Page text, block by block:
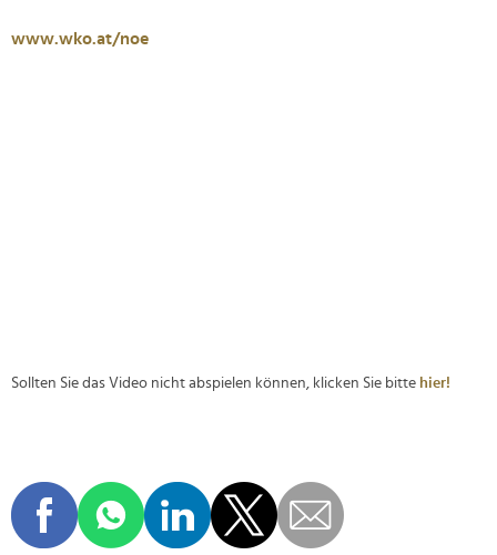
www.wko.at/noe
Sollten Sie das Video nicht abspielen können, klicken Sie bitte hier!